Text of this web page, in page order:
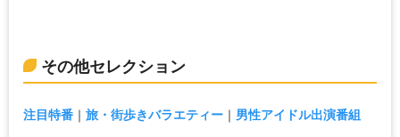
その他セレクション
注目特番 旅・街歩きバラエティー
男性アイドル出演番組